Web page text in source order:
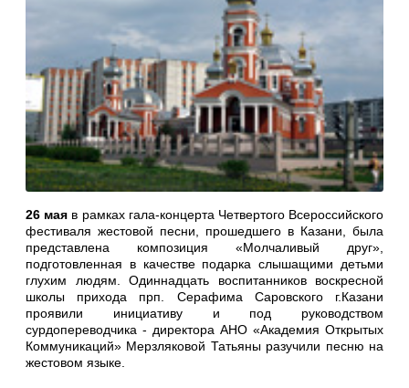
26 мая в рамках гала-концерта Четвертого Всероссийского
фестиваля жестовой песни, прошедшего в Казани, была
представлена композиция «Молчаливый друг»,
подготовленная в качестве подарка слышащими детьми
глухим людям. Одиннадцать воспитанников воскресной
школы прихода прп. Серафима Саровского г.Казани
проявили инициативу и под руководством
сурдопереводчика - директора АНО «Академия Открытых
Коммуникаций» Мерзляковой Татьяны разучили песню на
жестовом языке.